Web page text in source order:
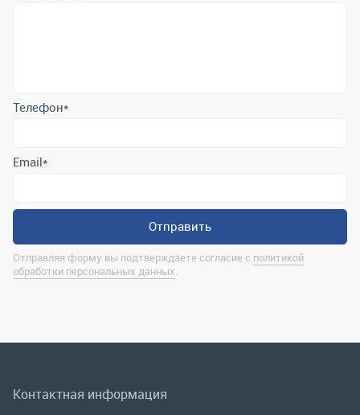
Отправляя форму вы подтверждаете согласие с
Контактная информация
marina@uralrsmiass.ru